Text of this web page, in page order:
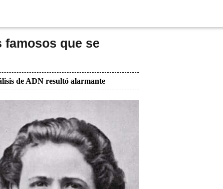
famosos que se
de ADN resultó alarmante